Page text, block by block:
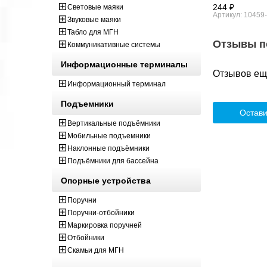
244 ₽
Артикул:
Отзывы
Отзывов
Световые маяки
Звуковые маяки
Табло для МГН
Коммуникативные системы
Информационные терминалы
Информационный терминал
Подъемники
Вертикальные подъёмники
Мобильные подъемники
Наклонные подъёмники
Подъёмники для бассейна
Опорные устройства
Поручни
Поручни-отбойники
Маркировка поручней
Отбойники
Скамьи для МГН